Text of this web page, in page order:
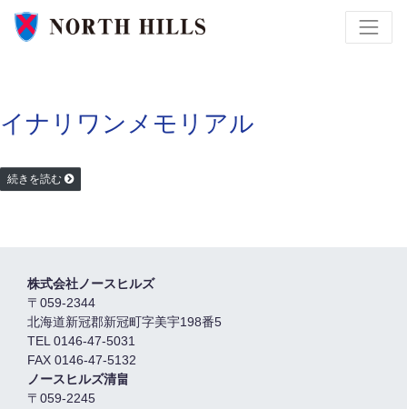
イナリワンメモリアル
続きを読む
株式会社ノースヒルズ
〒059-2344
北海道新冠郡新冠町字美宇198番5
TEL 0146-47-5031
FAX 0146-47-5132
ノースヒルズ清畠
〒059-2245